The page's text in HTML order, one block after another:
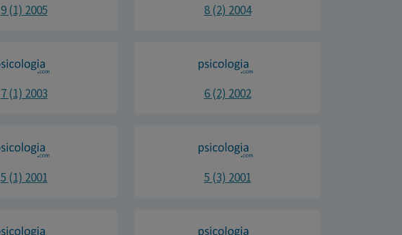
9 (1) 2005 8 (2) 2004
7 (1) 2003 6 (2) 2002
5 (1) 2001 5 (3) 2001